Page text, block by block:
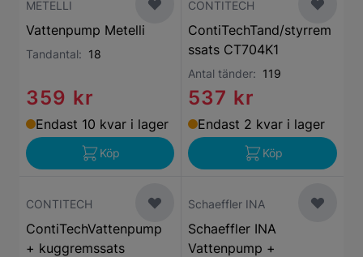
METELLI
Vattenpump Metelli
Tandantal: 18
359 kr
Endast 10 kvar i lager
Köp
CONTITECH
ContiTechTand/styrrem
ssats CT704K1
Antal tänder: 119
537 kr
Endast 2 kvar i lager
Köp
CONTITECH
ContiTechVattenpump
+ kuggremssats
Schaeffler INA
Schaeffler INA
Vattenpump +